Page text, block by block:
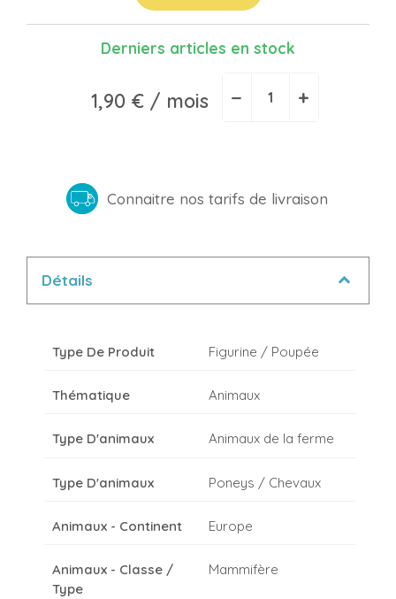
Derniers articles en stock
1,90 €/ mois − +
Connaitre nos tarifs de livraison
Détails
Type De Produit Figurine / Poupée
Thématique Animaux
Type D'animaux Animaux de la ferme
Type D'animaux Poneys / Chevaux
Animaux - Continent Europe
Animaux - Classe /
Type
Mammifère